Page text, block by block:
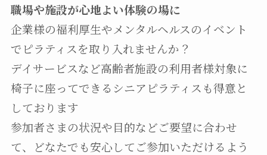
職場や施設が心地よい体験の場に
企業様の福利厚生やメンタルヘルスのイベント
でピラティスを取り入れませんか？
デイサービスなど高齢者施設の利用者様対象に
椅子に座ってできるシニアピラティスも得意と
しております
参加者さまの状況や目的などご要望に合わせ
て、どなたでも安心してご参加いただけるよう